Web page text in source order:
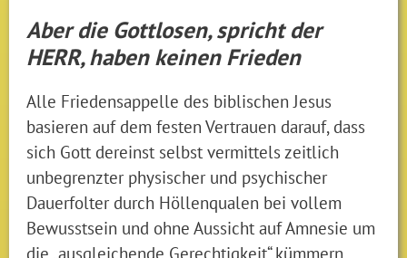
Aber die Gottlosen, spricht der
HERR, haben keinen Frieden
Alle Friedensappelle des biblischen Jesus
basieren auf dem festen Vertrauen darauf, dass
sich Gott dereinst selbst vermittels zeitlich
unbegrenzter physischer und psychischer
Dauerfolter durch Höllenqualen bei vollem
Bewusstsein und ohne Aussicht auf Amnesie um
die „ausgleichende Gerechtigkeit“ kümmern